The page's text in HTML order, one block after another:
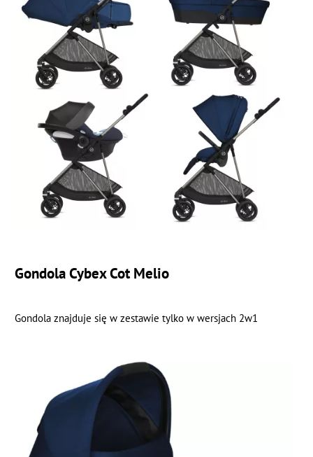
Gondola Cybex Cot Melio
Gondola znajduje się w zestawie tylko w wersjach 2w1